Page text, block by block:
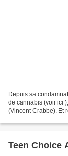
Depuis sa
de cannabis (voir ici
(Vincent Crabbe). Et
Teen Choice